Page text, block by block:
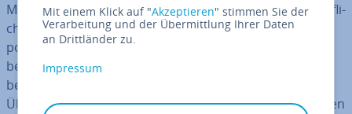
Mit einem Profil bei LinkedIn kann man sich, seine be­ruf­li­
chen Er­fah­run­gen und sein Fach­wis­sen prä­sen­tie­ren –
po­ten­zi­el­len Kunden, Kollegen und auch künftigen Ar­
beit­ge­bern. Diedigitale Vi­si­ten­kar­te
besteht aus mehreren Bereichen, die eine um­fas­sen­de
Übersicht über Ihre pro­fes­sio­nel­len Fä­hig­kei­ten erlauben
Mit einem Klick auf "Akzeptieren" stimmen Sie der
Verarbeitung und der Übermittlung Ihrer Daten
an Drittländer zu.
Impressum